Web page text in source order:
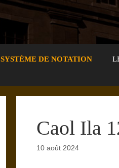
SYSTÈME DE NOTATION
Caol Ila
10 août 2024